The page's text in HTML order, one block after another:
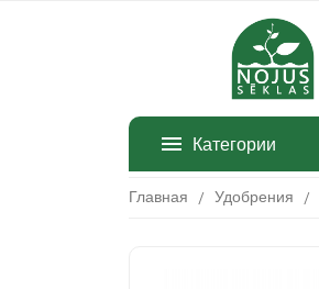
Категории
Главная Удобрения